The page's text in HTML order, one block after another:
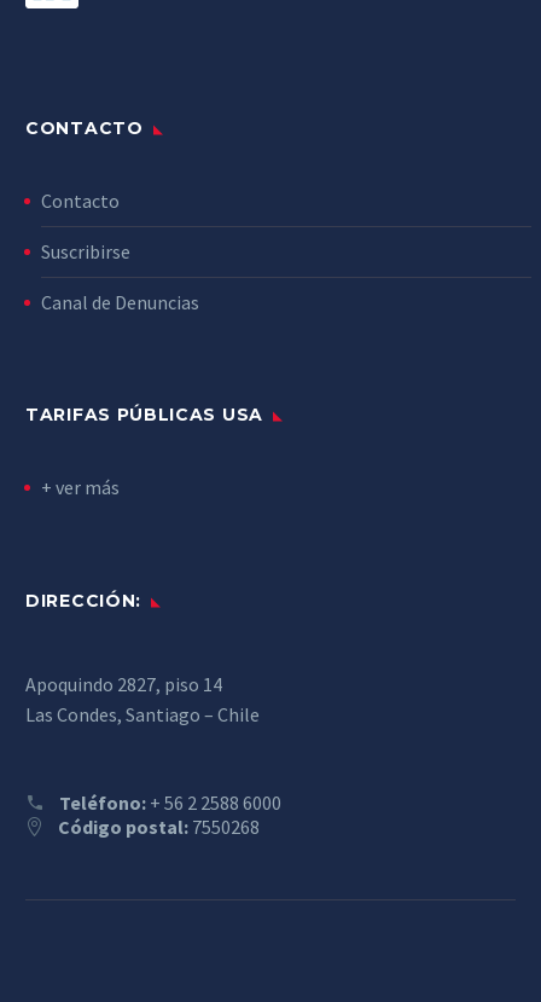
CONTACTO
Contacto
Suscribirse
Canal de Denuncias
TARIFAS PÚBLICAS USA
+ ver más
DIRECCIÓN:
Apoquindo 2827, piso 14
Las Condes, Santiago – Chile
Teléfono: + 56 2 2588 6000
Código postal: 7550268